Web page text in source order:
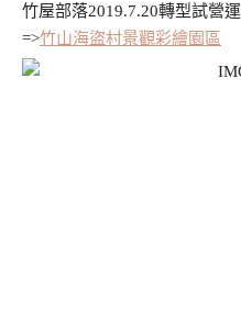
竹屋部落2019.7.20轉型試營運
=>竹山海盜村景觀彩繪園區